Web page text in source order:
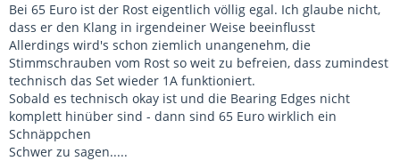
Bei 65 Euro ist der Rost eigentlich völlig egal. Ich glaube nicht,
dass er den Klang in irgendeiner Weise beeinflusst
Allerdings wird's schon ziemlich unangenehm, die
Stimmschrauben vom Rost so weit zu befreien, dass zumindest
technisch das Set wieder 1A funktioniert.
Sobald es technisch okay ist und die Bearing Edges nicht
komplett hinüber sind - dann sind 65 Euro wirklich ein
Schnäppchen
Schwer zu sagen.....